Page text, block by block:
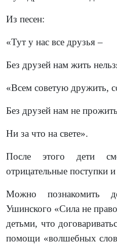
Из песен:
«Тут у нас все друзья –
Без друзей нам жить
«Всем советую дружить,
Без друзей нам не прожить
Ни за что на свете».
После этого дети
отрицательные поступки
Можно познакомить
Ушинского «Сила не право
детьми, что
помощи «волшебных